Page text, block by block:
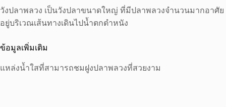
วังปลาพลวง เป็นวังปลาขนาดใหญ่ ที่มีปลาพลวงจำนวนมากอาศัย
อยู่บริเวณเส้นทางเดินไปน้ำตกตำหนัง
ข้อมูลเพิ่มเติม
แหล่งน้ำใสที่สามารถชมฝูงปลาพลวงที่สวยงาม